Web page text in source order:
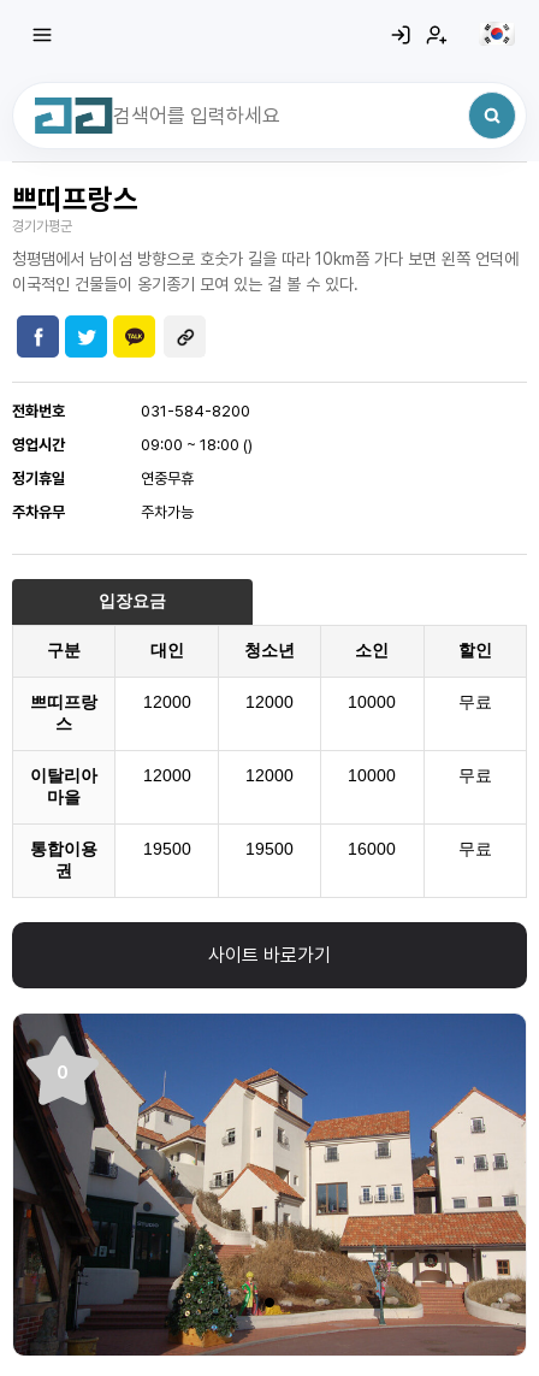
최근 검색어
쁘띠프랑스
경기가평군
청평댐에서 남이섬 방향으로 호숫가 길을 따라 10km쯤 가다 보면 왼쪽 언덕에
이국적인 건물들이 옹기종기 모여 있는 걸 볼 수 있다.
전화번호
031-584-8200
영업시간
09:00 ~ 18:00 ()
정기휴일
연중무휴
주차유무
주차가능
입장요금
구분 대인 청소년 소인 할인
쁘띠프랑
스
12000 12000 10000 무료
이탈리아
마을
12000 12000 10000 무료
통합이용
권
19500 19500 16000 무료
사이트 바로가기
0